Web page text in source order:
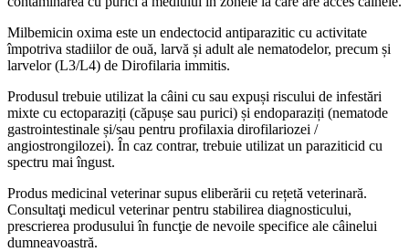
Milbemicin oxima este un endectocid antiparazitic cu activitate
împotriva stadiilor de ouă, larvă și adult ale nematodelor, precum și
larvelor (L3/L4) de Dirofilaria immitis.
Produsul trebuie utilizat la câini cu sau expuși riscului de infestări
mixte cu ectoparaziți (căpușe sau purici) și endoparaziți (nematode
gastrointestinale și/sau pentru profilaxia dirofilariozei /
angiostrongilozei). În caz contrar, trebuie utilizat un paraziticid cu
spectru mai îngust.
Produs medicinal veterinar supus eliberării cu rețetă veterinară.
Consultaţi medicul veterinar pentru stabilirea diagnosticului,
prescrierea produsului în funcţie de nevoile specifice ale câinelui
dumneavoastră.